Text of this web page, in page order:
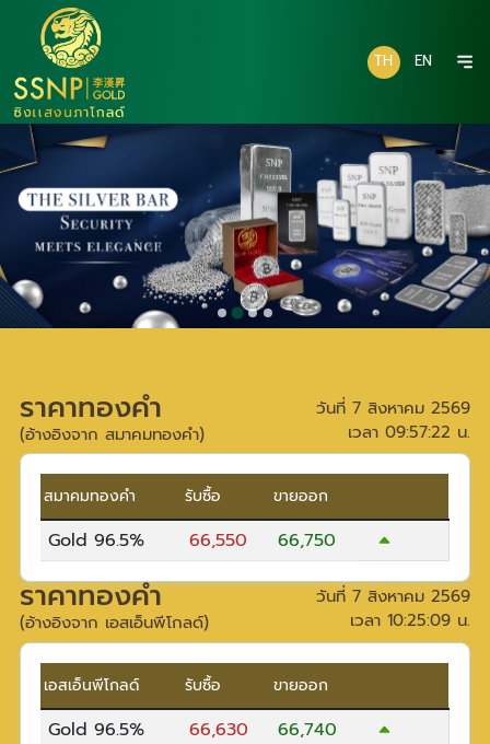
TH EN
ราคาทองคำ
(อ้างอิงจาก สมาคมทองคำ)
วันที่ 7 สิงหาคม 2569
เวลา 09:57:22 น.
สมาคมทองคำ รับซื้อ ขายออก
Gold 96.5% 66,550 66,750
ราคาทองคำ
(อ้างอิงจาก เอสเอ็นพีโกลด์)
วันที่ 7 สิงหาคม 2569
เวลา 10:25:09น.
เอสเอ็นพีโกลด์ รับซื้อ ขายออก
Gold 96.5% 66,630
66,740